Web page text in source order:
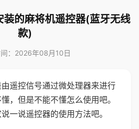
装的麻将机遥控器(蓝牙无线
款)
：2026年08月10日
遥控信号通过微处理器来进行
，但是不能不懂怎么使用吧。
一说遥控器的使用方法吧。